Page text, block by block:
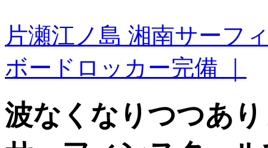
片瀬江ノ島 湘南サーフ
ボードロッカー完備 ｜
波なくなりつつあ